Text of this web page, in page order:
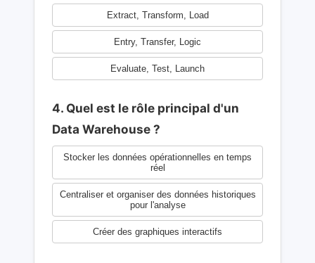
Extract, Transform, Load
Entry, Transfer, Logic
Evaluate, Test, Launch
4. Quel est le rôle principal d'un
Data Warehouse ?
Stocker les données opérationnelles en temps
réel
Centraliser et organiser des données historiques
pour l'analyse
Créer des graphiques interactifs